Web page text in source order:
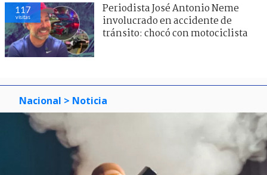
117
visitas
Periodista José Antonio Neme
involucrado en accidente de
tránsito: chocó con motociclista
Nacional > Noticia